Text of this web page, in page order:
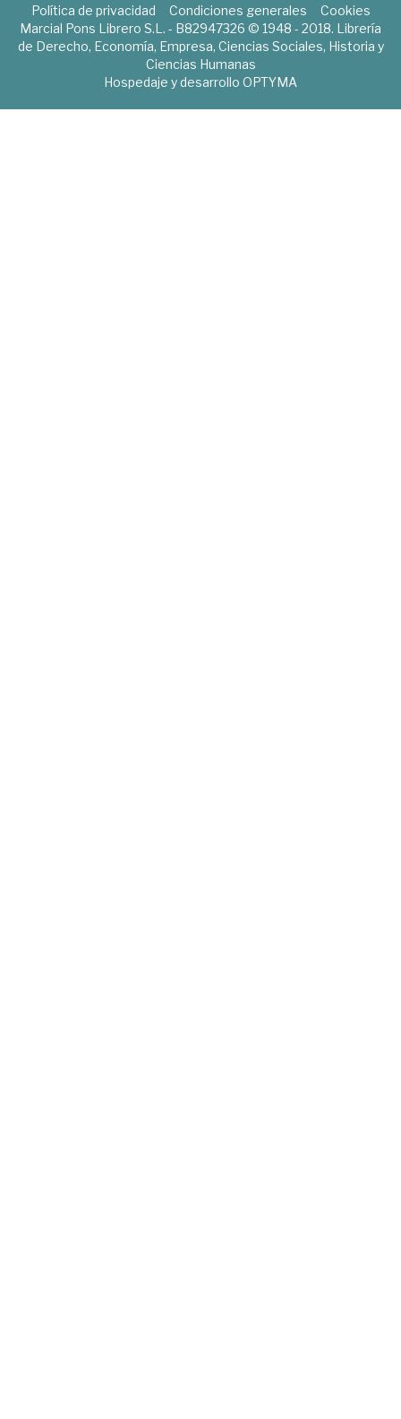
Política de privacidad Condiciones generales
Cookies
Marcial Pons Librero S.L. - B82947326 © 1948 - 2018. Librería
de Derecho, Economía, Empresa, Ciencias Sociales, Historia y
Ciencias Humanas
Hospedaje y desarrollo OPTYMA